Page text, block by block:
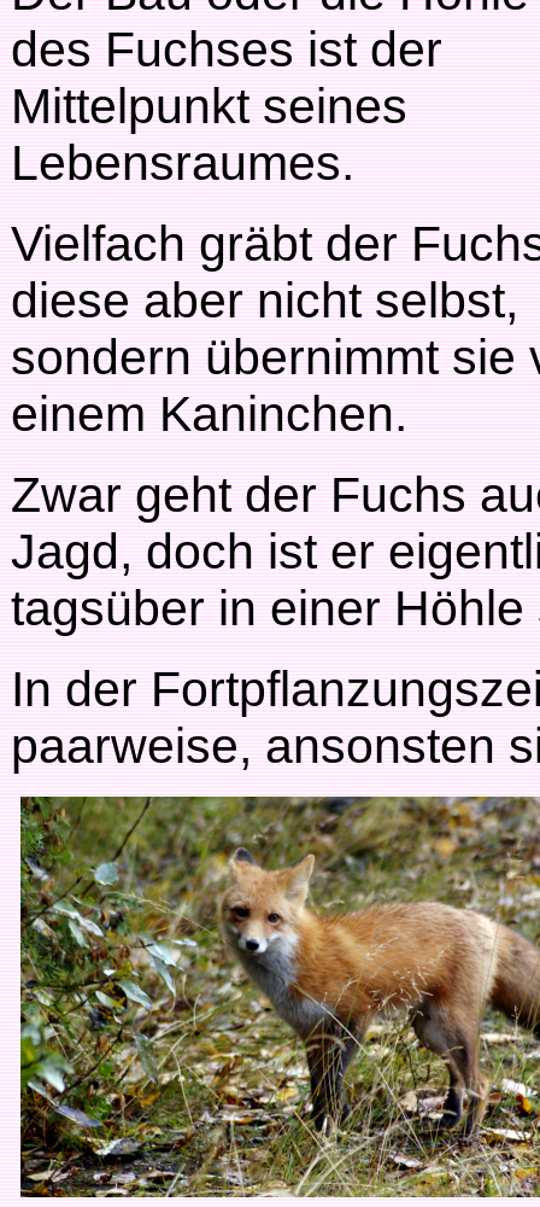
des Fuchses ist der
Mittelpunkt seines
Lebensraumes.
Vielfach gräbt der
diese aber nicht selbst,
sondern übernimmt sie
einem Kaninchen.
Zwar geht der Fuchs
Jagd, doch ist er
tagsüber in einer Höhle
In der
paarweise, ansonsten